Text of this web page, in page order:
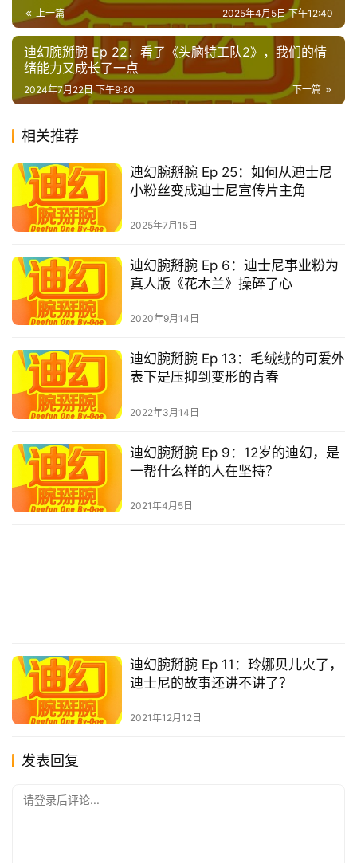
上一篇 2025年4月5日 下午12:40
迪幻腕掰腕 Ep 22：看了《头脑特工队2》，我们的情
绪能力又成长了一点
下一篇
2024年7月22日 下午9:20
相关推荐
迪幻腕掰腕 Ep 25：如何从迪士尼
小粉丝变成迪士尼宣传片主角
2025年7月15日
迪幻腕掰腕 Ep 6：迪士尼事业粉为
真人版《花木兰》操碎了心
2020年9月14日
迪幻腕掰腕 Ep 13：毛绒绒的可爱外
表下是压抑到变形的青春
2022年3月14日
迪幻腕掰腕 Ep 9：12岁的迪幻，是
一帮什么样的人在坚持？
2021年4月5日
迪幻腕掰腕 Ep 11：玲娜贝儿火了，
迪士尼的故事还讲不讲了？
2021年12月12日
发表回复
请登录后评论...